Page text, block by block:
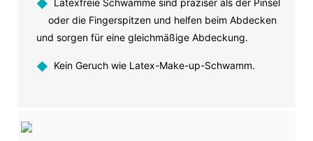
◆
oder die Fingerspitzen und helfen beim Abdecken
und sorgen für eine gleichmäßige Abdeckung.
◆ Kein Geruch wie Latex-Make-up-Schwamm.